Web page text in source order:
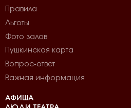
Правила
Льготы
Фото залов
Пушкинская карта
Вопрос-ответ
Важная информация
АФИША